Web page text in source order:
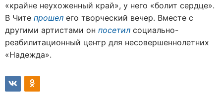
«крайне неухоженный край», у него «болит сердце».
В Чите прошел его творческий вечер. Вместе с
другими артистами он посетил социально-
реабилитационный центр для несовершеннолетних
«Надежда».